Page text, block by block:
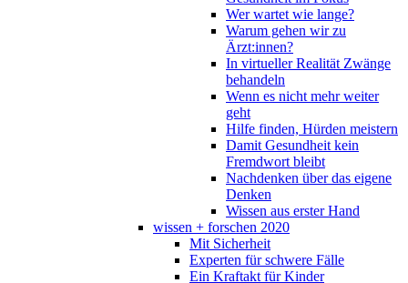
Wer wartet wie lange?
Warum gehen wir zu
Ärzt:innen?
In virtueller Realität Zwänge
behandeln
Wenn es nicht mehr weiter
geht
Hilfe finden, Hürden meistern
Damit Gesundheit kein
Fremdwort bleibt
Nachdenken über das eigene
Denken
Wissen aus erster Hand
wissen + forschen 2020
Mit Sicherheit
Experten für schwere Fälle
Ein Kraftakt für Kinder